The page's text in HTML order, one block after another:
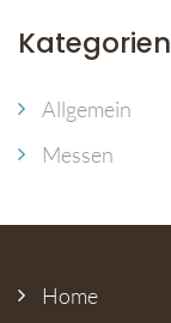
Kategorien
Allgemein
Messen
Home